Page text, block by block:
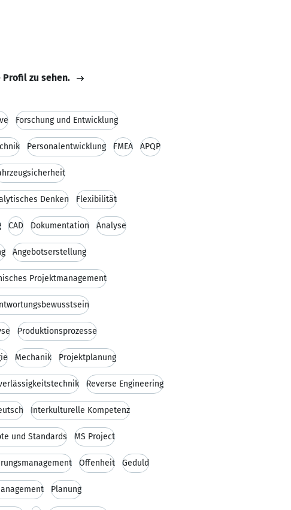
Profil zu sehen.
Forschung und Entwicklung
Personalentwicklung FMEA APQP
Denken Flexibilität
CAD Dokumentation Analyse
Angebotserstellung
Projektmanagement
Produktionsprozesse
Mechanik Projektplanung
Reverse Engineering
Interkulturelle Kompetenz
und Standards MS Project
Offenheit Geduld
Planung